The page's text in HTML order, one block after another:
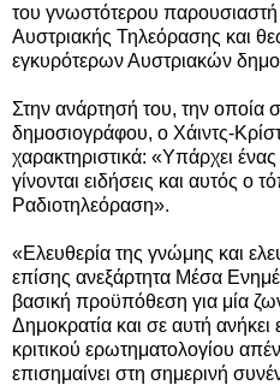
του γνωστότερου
Αυστριακής Τηλεόρασης και
εγκυρότερων Αυστριακών
Στην ανάρτησή του, την οποία
δημοσιογράφου, ο Χάιντς-
χαρακτηριστικά: «Υπάρχει
γίνονται ειδήσεις και αυτός ο
Ραδιοτηλεόραση».
«Ελευθερία της γνώμης και
επίσης ανεξάρτητα Μέσα
βασική προϋπόθεση για μία
Δημοκρατία και σε αυτή ανήκει
κριτικού ερωτηματολογίου
επισημαίνει στη σημερινή